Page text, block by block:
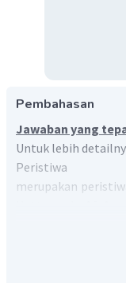
Pembahasan
Jawaban yang
Untuk lebih
merupakan
kemerdekaan
Penculikkan ini